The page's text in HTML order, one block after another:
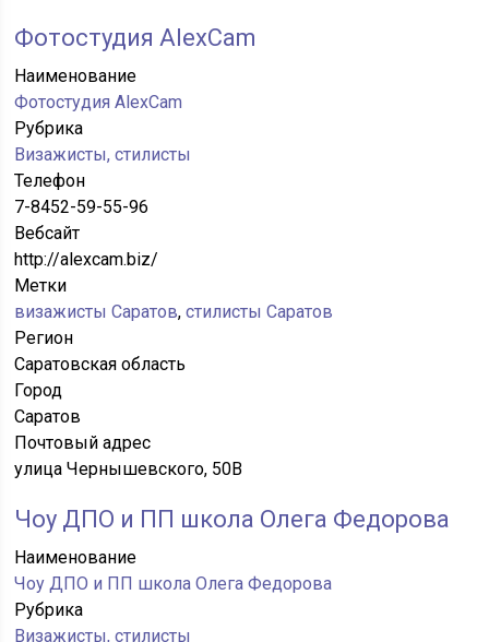
Фотостудия AlexCam
Наименование
Фотостудия AlexCam
Рубрика
Визажисты, стилисты
Телефон
7-8452-59-55-96
Вебсайт
http://alexcam.biz/
Метки
визажисты Саратов,стилисты Саратов
Регион
Саратовская область
Город
Саратов
Почтовый адрес
улица Чернышевского, 50В
Чоу ДПО и ПП школа Олега Федорова
Наименование
Чоу ДПО и ПП школа Олега Федорова
Рубрика
Визажисты, стилисты